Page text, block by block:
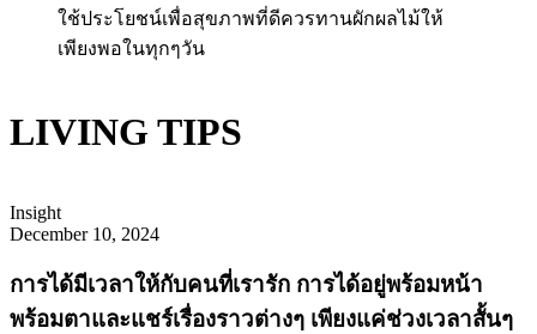
ใช้ประโยชน์เพื่อสุขภาพที่ดีควรทานผักผลไม้ให้
เพียงพอในทุกๆวัน
LIVING TIPS
Insight
December 10, 2024
การได้มีเวลาให้กับคนที่เรารัก การได้อยู่พร้อมหน้า
พร้อมตาและแชร์เรื่องราวต่างๆ เพียงแค่ช่วงเวลาสั้นๆ